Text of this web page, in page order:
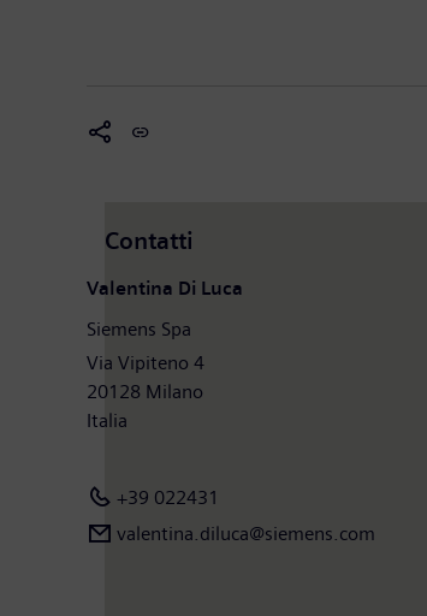
Contatti
Valentina Di Luca
Siemens Spa
Via Vipiteno 4
20128 Milano
Italia
+39 022431
valentina.diluca@siemens.com